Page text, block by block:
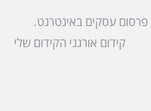
פרסום עסקים באינטרנט.
קידום אורגני הקידום שלי